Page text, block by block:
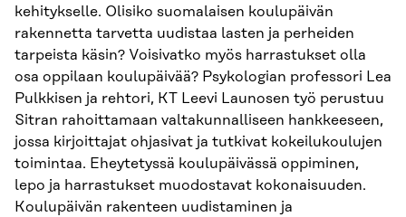
kehitykselle. Olisiko suomalaisen koulupäivän
rakennetta tarvetta uudistaa lasten ja perheiden
tarpeista käsin? Voisivatko myös harrastukset olla
osa oppilaan koulupäivää? Psykologian professori Lea
Pulkkisen ja rehtori, KT Leevi Launosen työ perustuu
Sitran rahoittamaan valtakunnalliseen hankkeeseen,
jossa kirjoittajat ohjasivat ja tutkivat kokeilukoulujen
toimintaa. Eheytetyssä koulupäivässä oppiminen,
lepo ja harrastukset muodostavat kokonaisuuden.
Koulupäivän rakenteen uudistaminen ja